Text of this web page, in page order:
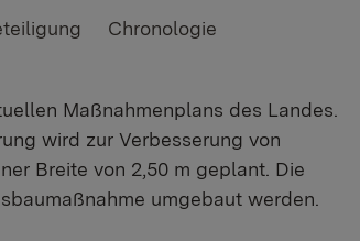
Chronologie
Maßnahmenplans des Landes.
wird zur Verbesserung von
Breite von 2,50 m geplant. Die
umgebaut werden.